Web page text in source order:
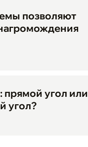
позволяют
прямой угол или
угол?